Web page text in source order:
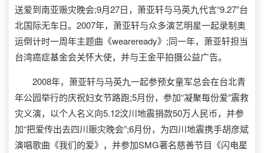
送爱到南亚赈灾晚会;9月27日，萧亚轩与马英九代言“9.27”台
北国际无车日。2007年，萧亚轩与众多演艺明星一起录制奥
运倒计时一周年主题曲《weareready》;同一年，萧亚轩担当
台湾癌症基金会关怀大使，并与王金平拍摄公益广告。
2008年，萧亚轩与马英九一起参预女童军总会在台北青
年公园举行的庆祝妇女节路跑;5月份，参加“凝聚每份爱”震救
灾义演，以个人名义向5.12汶川地震捐款50万人民币，并参
加“把爱传出去四川赈灾晚会”;6月份，为四川地震携手胡彦斌
演唱歌曲《我们的爱》，并参加SMG著名慈善节目《闪电星